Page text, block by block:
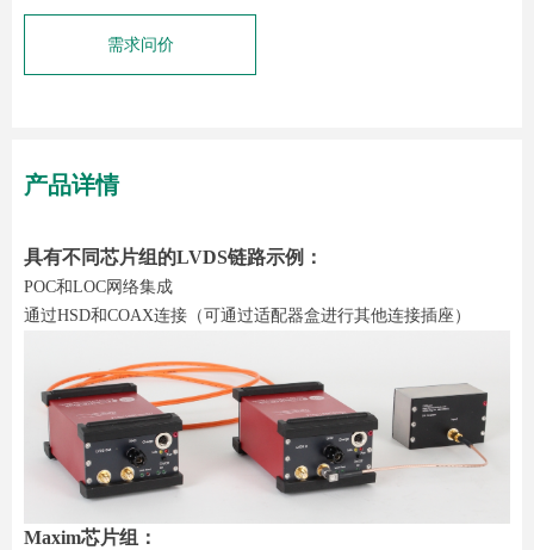
需求问价
具有不同芯片组的LVDS链路示例：
POC和LOC网络集成
通过HSD和COAX连接（可通过适配器盒进行其他连接插座）
Maxim芯片组：
产品详情